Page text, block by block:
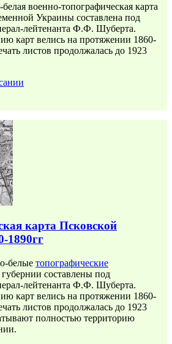
военно-топографическая карта
Украины составлена под
лейтенанта Ф.Ф. Шуберта.
карт велись на протяжении 1860-
листов продолжалась до 1923
карта Псковской
1890гг
белые топографические
составлены под
лейтенанта Ф.Ф. Шуберта.
карт велись на протяжении 1860-
листов продолжалась до 1923
полностью территорию